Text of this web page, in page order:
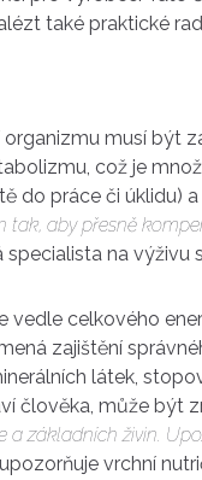
také praktické
musí být
což je
do práce či úklidu)
tak, aby přesně
specialista na
vedle celkového
zajištění
látek,
člověka, může být
základních živin.
upozorňuje vrchní